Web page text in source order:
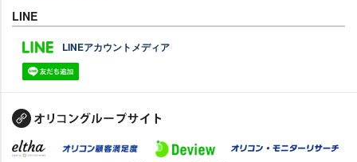
LINE
LINEアカウントメディア